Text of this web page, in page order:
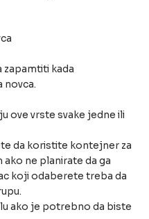
zapamtiti kada
novca.
ove vrste svake jedne ili
da koristite kontejner za
ako ne planirate da ga
koji odaberete treba da
ako je potrebno da biste